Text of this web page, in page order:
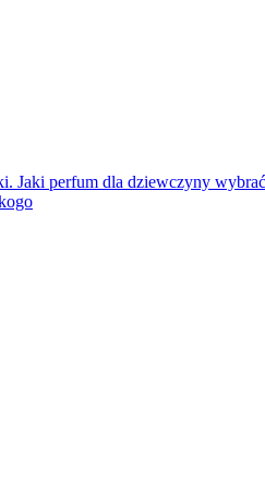
Jaki perfum dla dziewczyny